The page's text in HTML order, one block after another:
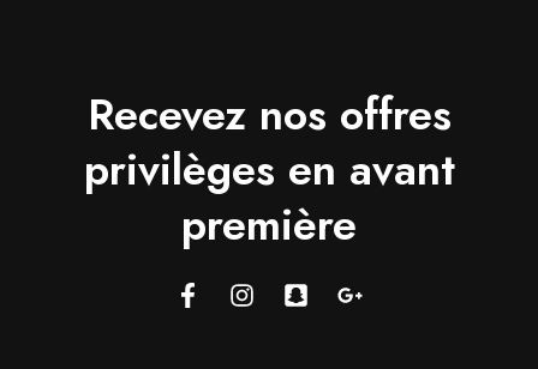
Recevez nos offres
privilèges en avant
première